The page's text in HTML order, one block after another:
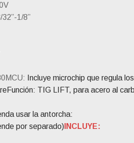
32”-1/8”
Incluye microchip que regula los
Función: TIG LIFT, para acero al
usar la antorcha:
por separado) ​INCLUYE: